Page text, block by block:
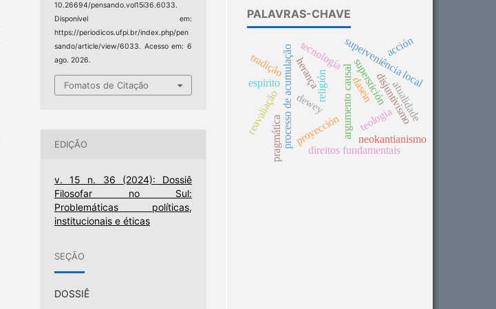
10.26694/pensando.vol15i36.6033.
Disponível em:
https://periodicos.ufpi.br/index.php/pen
sando/article/view/6033. Acesso em: 6
ago. 2026.
Fomatos de Citação
EDIÇÃO
v. 15 n. 36 (2024): Dossiê
Filosofar no Sul:
Problemáticas políticas,
institucionais e éticas
SEÇÃO
DOSSIÊ
PALAVRAS-CHAVE
argumento causalsuperstición
proyección
processo de acumulação superveniência local
disjuntivismo
religión
tecnología
dewey
teología
direitos fundamentais
espirito
neokantianismo
dasein
herança
reavaliação
tradição
pragmática
acción
atualidade